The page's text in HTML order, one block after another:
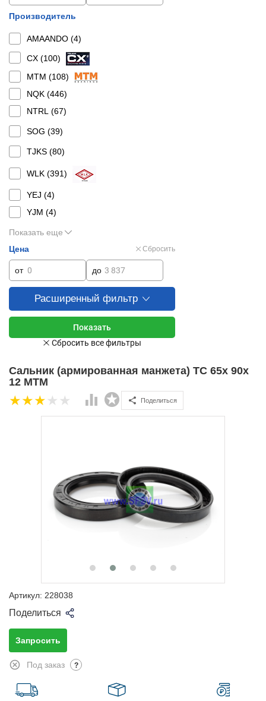
Производитель
AMAANDO (4)
CX (100)
MTM (108)
NQK (446)
NTRL (67)
SOG (39)
TJKS (80)
WLK (391)
YEJ (4)
YJM (4)
Показать еще
Цена
Сбросить
от до
Расширенный фильтр
Сальник (армированная манжета) TC 65x 90x
12 MTM
Поделиться
Артикул: 228038
Поделиться
Запросить
Под заказ ?